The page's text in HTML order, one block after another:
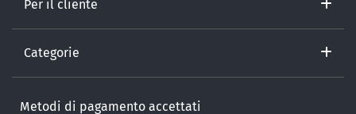
Per il cliente
Categorie
Metodi di pagamento accettati